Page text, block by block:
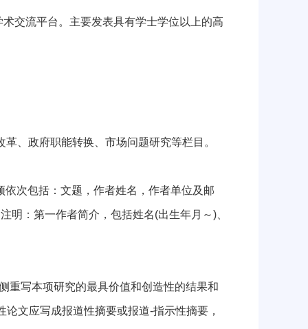
交流平台。主要发表具有学士学位以上的高
、政府职能转换、市场问题研究等栏目。
次包括：文题，作者姓名，作者单位及邮
明：第一作者简介，包括姓名(出生年月～)、
写本项研究的最具价值和创造性的结果和
文应写成报道性摘要或报道-指示性摘要，